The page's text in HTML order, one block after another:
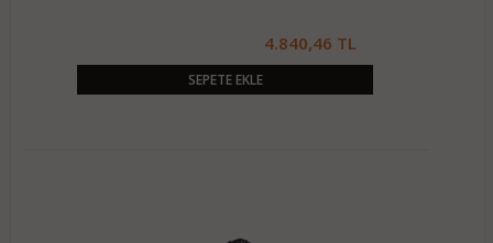
4.840,46 TL
SEPETE EKLE